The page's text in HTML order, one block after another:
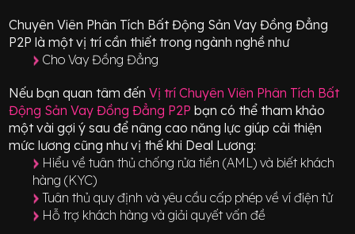
Chuyên Viên Phân Tích Bất Động Sản Vay Đồng Đẳng
P2P là một vị trícần thiết trong ngành nghề như
Cho Vay Đồng Đẳng
Nếu bạn quan tâm đến Vị tríChuyên Viên Phân Tích Bất
Động Sản Vay Đồng Đẳng P2P bạn có thể tham khảo
một vài gợi ý sau để nâng cao năng lực giúp cải thiện
mức lương cũng như vị thế khi Deal Lương:
Hiểu về tuân thủ chống rửa tiền (AML) và biết khách
hàng (KYC)
Tuân thủ quy định và yêu cầu cấp phép về ví điện tử
Hỗ trợ khách hàng và giải quyết vấn đề